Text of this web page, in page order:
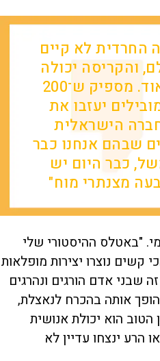
החרדית לא קיים
והקריסה יכולה
להיות מהירה מאוד. מספיק ש־200
יעזבו את
הישראלית
שבהם אנחנו כבר
כבר היום יש
מצנתרי מוח"
"באטלס ההיסטורי שלי
נוצרו יצירות מופלאות
שבני אדם הורגים ונהרגים
אותה בהכרח לנאצלת,
הוא יכולת אנושית
הרע ינצחו עדיין לא